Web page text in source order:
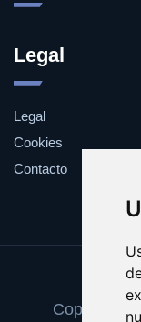
Legal
Legal
Cookies
Contacto
Copyright ©